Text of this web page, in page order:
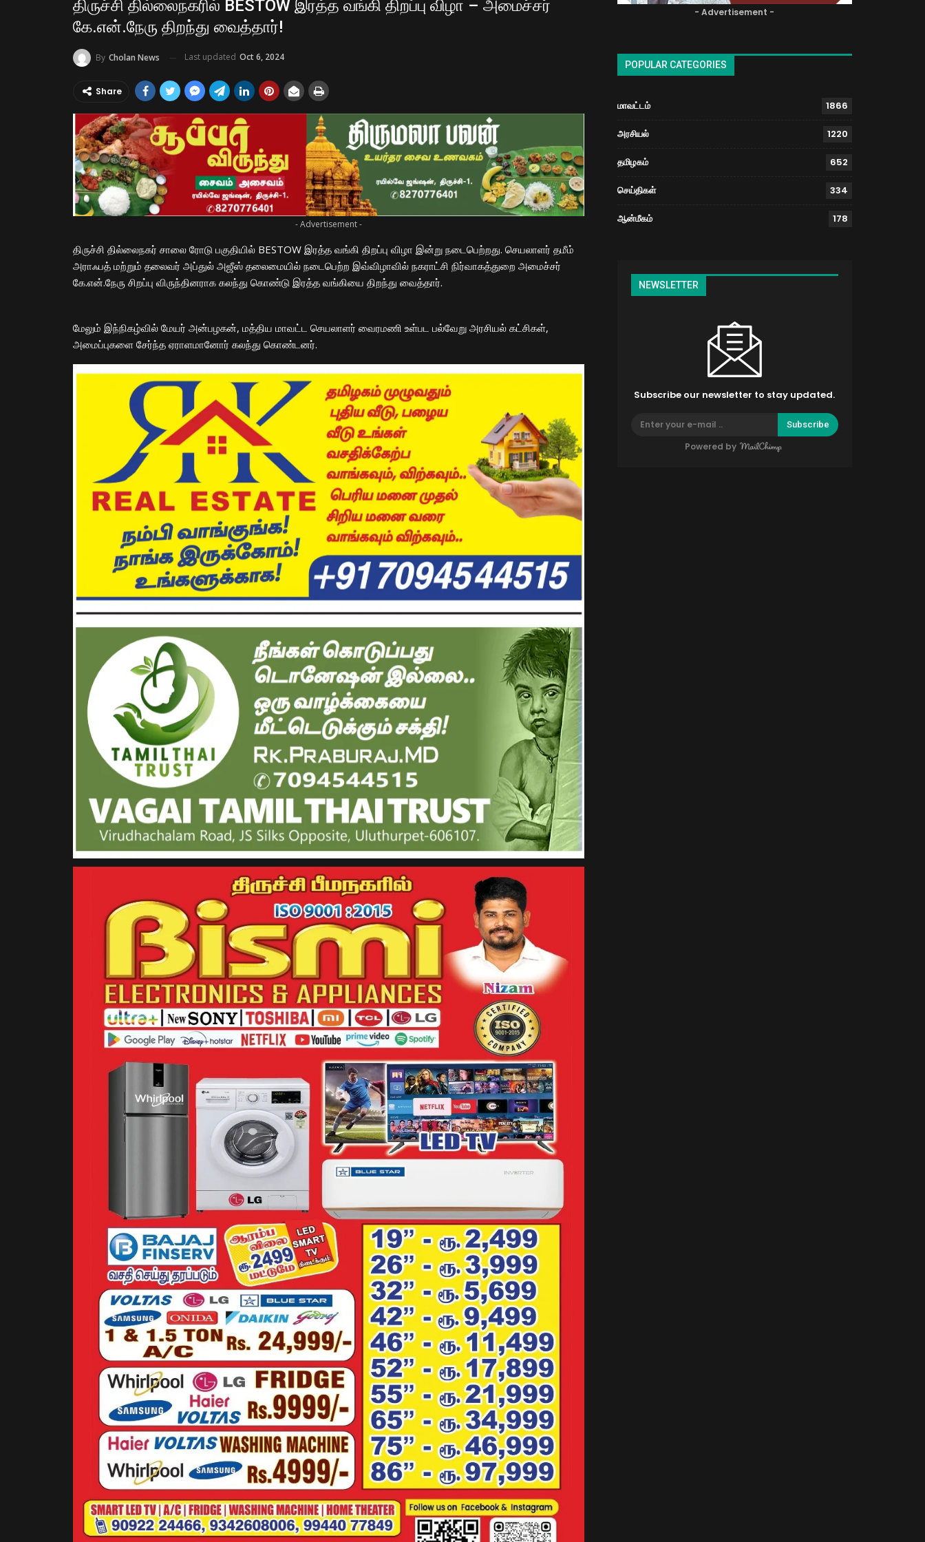
திருச்சி தில்லைநகரில் BESTOW இரத்த வங்கி திறப்பு விழா – அமைச்சர்
கே.என்.நேரு திறந்து வைத்தார்!
By Cholan News Last updated Oct 6, 2024
Share
- Advertisement -
திருச்சி தில்லைநகர் சாலை ரோடு பகுதியில் BESTOW இரத்த வங்கி திறப்பு விழா இன்று நடைபெற்றது. செயலாளர் தமீம்
அராஃபத் மற்றும் தலைவர் அப்துல் அஜீஸ் தலைமையில் நடைபெற்ற இவ்விழாவில் நகராட்சி நிர்வாகத்துறை அமைச்சர்
கே.என்.நேரு சிறப்பு விருந்தினராக கலந்து கொண்டு இரத்த வங்கியை திறந்து வைத்தார்.
மேலும் இந்நிகழ்வில் மேயர் அன்பழகன், மத்திய மாவட்ட செயலாளர் வைரமணி உள்பட பல்வேறு அரசியல் கட்சிகள்,
அமைப்புகளை சேர்ந்த ஏராளமானோர் கலந்து கொண்டனர்.
- Advertisement -
POPULAR CATEGORIES
மாவட்டம் 1866
அரசியல் 1220
தமிழகம் 652
செய்திகள் 334
ஆன்மீகம் 178
NEWSLETTER
Subscribe our newsletter to stay updated.
Subscribe
Powered by